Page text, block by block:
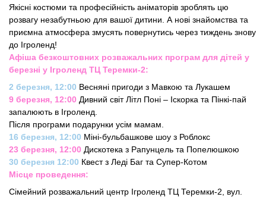
Якісні костюми та професійність аніматорів зроблять цю
розвагу незабутньою для вашої дитини. А нові знайомства та
приємна атмосфера змусять повернутись через тиждень знову
до Ігроленд!
Афіша безкоштовних розважальних програм для дітей у
березні у Ігроленд ТЦ Теремки-2:
2 березня, 12:00 Весняні пригоди з Мавкою та Лукашем
9 березня, 12:00 Дивний світ Літл Поні – Іскорка та Пінкі-пай
запалюють в Ігроленд.
Після програми подарунки усім мамам.
16 березня, 12:00 Міні-бульбашкове шоу з Роблокс
23 березня, 12:00 Дискотека з Рапунцель та Попелюшкою
30 березня 12:00 Квест з Леді Баг та Супер-Котом
Місце проведення:
Сімейний розважальний центр Ігроленд ТЦ Теремки-2, вул.